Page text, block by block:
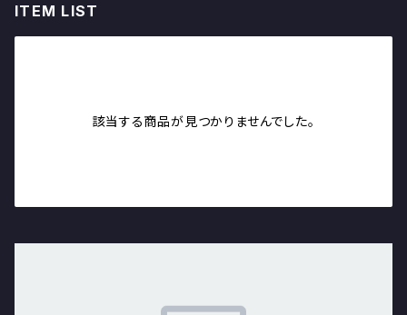
ITEM LIST
該当する商品が見つかりませんでした。